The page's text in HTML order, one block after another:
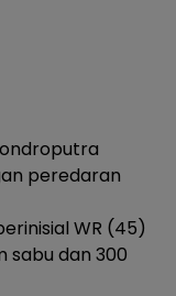
peredaran
WR (45)
sabu dan 300